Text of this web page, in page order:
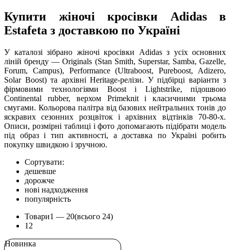
Купити жіночі кросівки Adidas в
Estafeta з доставкою по Україні
У каталозі зібрано жіночі кросівки Adidas з усіх основних
ліній бренду — Originals (Stan Smith, Superstar, Samba, Gazelle,
Forum, Campus), Performance (Ultraboost, Pureboost, Adizero,
Solar Boost) та архівні Heritage-релізи. У підбірці варіанти з
фірмовими технологіями Boost і Lightstrike, підошвою
Continental rubber, верхом Primeknit і класичними трьома
смугами. Кольорова палітра від базових нейтральних тонів до
яскравих сезонних розцвіток і архівних відтінків 70-80-х.
Описи, розмірні таблиці і фото допомагають підібрати модель
під образ і тип активності, а доставка по Україні робить
покупку швидкою і зручною.
Сортувати:
дешевше
дорожче
нові надходження
популярність
Товари1 — 20(всього 24)
1 2
Новинка